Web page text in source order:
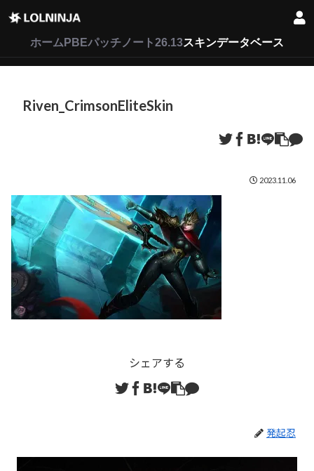
ホーム PBEパッチノート26.13スキンデータベース
Riven_CrimsonEliteSkin
2023.11.06
シェアする
発起忍